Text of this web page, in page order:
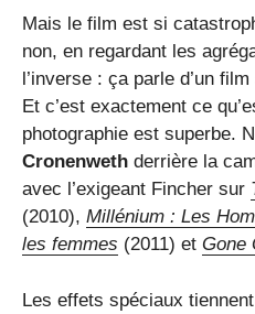
Mais le film est si
non, en regardant les
l’inverse : ça parle d’un
Et c’est exactement ce
photographie est superbe.
Cronenweth derrière la
avec l’exigeant Fincher sur
(2010), Millénium : Les
les femmes (2011) et Gone
Les effets spéciaux